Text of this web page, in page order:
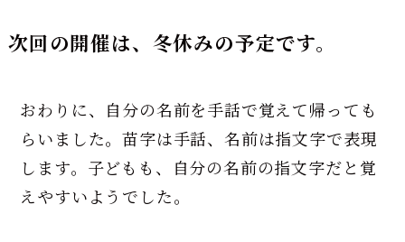
次回の開催は、冬休みの予定です。
おわりに、自分の名前を手話で覚えて帰っても
らいました。苗字は手話、名前は指文字で表現
します。子どもも、自分の名前の指文字だと覚
えやすいようでした。